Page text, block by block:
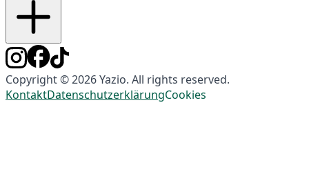
Copyright © 2026 Yazio. All rights reserved.
KontaktDatenschutzerklärungCookies